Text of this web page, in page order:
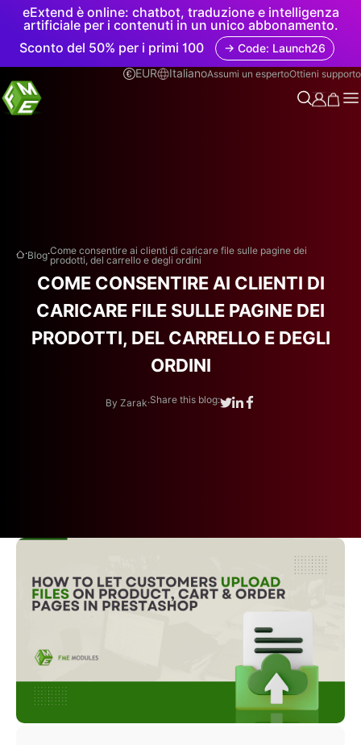
eExtend è online: chatbot, traduzione e intelligenza
artificiale per i contenuti in un unico abbonamento.
Sconto del 50% per i primi 100
→ Code: Launch26
EUR
ItalianoAssumi un espertoOttieni supporto
.Blog.Come consentire ai clienti di caricare file sulle pagine dei
prodotti, del carrello e degli ordini
COME CONSENTIRE AI CLIENTI DI
CARICARE FILE SULLE PAGINE DEI
PRODOTTI, DEL CARRELLO E DEGLI
ORDINI
By Zarak.Share this blog: